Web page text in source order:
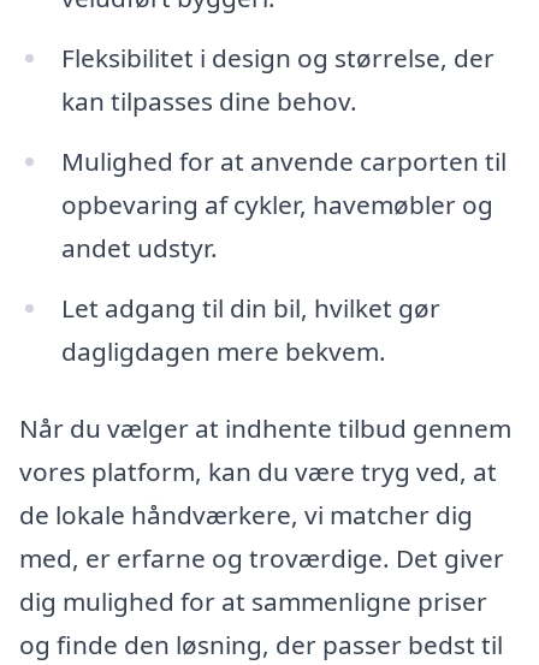
Fleksibilitet i design og størrelse, der
kan tilpasses dine behov.
Mulighed for at anvende carporten til
opbevaring af cykler, havemøbler og
andet udstyr.
Let adgang til din bil, hvilket gør
dagligdagen mere bekvem.
Når du vælger at indhente tilbud gennem
vores platform, kan du være tryg ved, at
de lokale håndværkere, vi matcher dig
med, er erfarne og troværdige. Det giver
dig mulighed for at sammenligne priser
og finde den løsning, der passer bedst til